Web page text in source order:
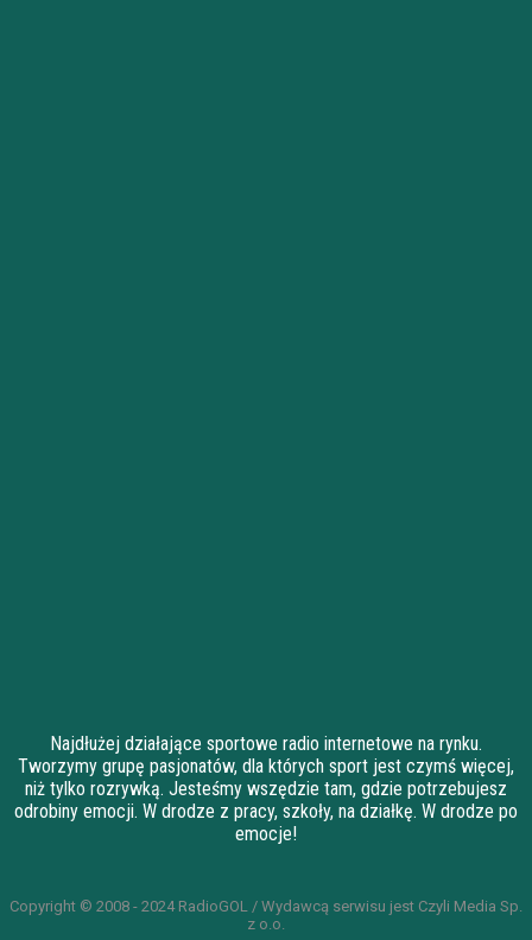
Najdłużej działające sportowe radio internetowe na rynku.
Tworzymy grupę pasjonatów, dla których sport jest czymś więcej,
niż tylko rozrywką. Jesteśmy wszędzie tam, gdzie potrzebujesz
odrobiny emocji. W drodze z pracy, szkoły, na działkę. W drodze po
emocje!
Copyright © 2008 - 2024 RadioGOL / Wydawcą serwisu jest Czyli Media Sp.
z o.o.